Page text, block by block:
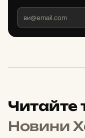
Читайте
Новини